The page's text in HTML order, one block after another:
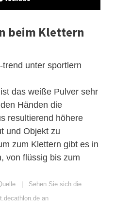
beim Klettern
unter sportlern
das weiße Pulver sehr
Händen die
resultierend höhere
und Objekt zu
zum Klettern gibt es in
von flüssig bis zum
| Sehen Sie sich die
an